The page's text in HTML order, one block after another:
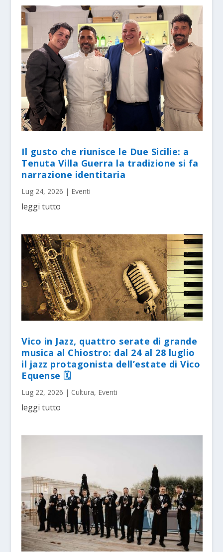
Il gusto che riunisce le Due Sicilie: a
Tenuta Villa Guerra la tradizione si fa
narrazione identitaria
Lug 24, 2026 | Eventi
leggi tutto
Vico in Jazz, quattro serate di grande
musica al Chiostro: dal 24 al 28 luglio
il jazz protagonista dell’estate di Vico
Equense 🗓
Lug 22, 2026 | Cultura, Eventi
leggi tutto